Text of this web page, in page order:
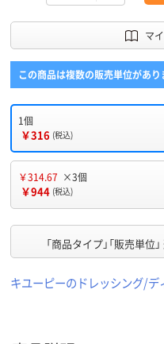
マ
この商品は複数の販売単位があり
1個
￥316 (税込)
￥314.67 ×3個
￥944 (税込)
「商品タイプ」「販売単位
キユーピーのドレッシング/デ